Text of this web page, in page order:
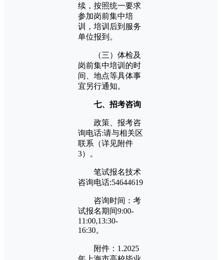
续，按照统一要求
参加岗前集中培
训，培训后到服务
单位报到。
（三）体检及
岗前集中培训的时
间、地点等具体事
宜另行通知。
七、招考咨询
政策、报考咨
询电话:请与相关区
联系（详见附件
3）。
笔试报名技术
咨询电话:54644619
咨询时间：考
试报名期间9:00-
11:00,13:30-
16:30。
附件：1.2025